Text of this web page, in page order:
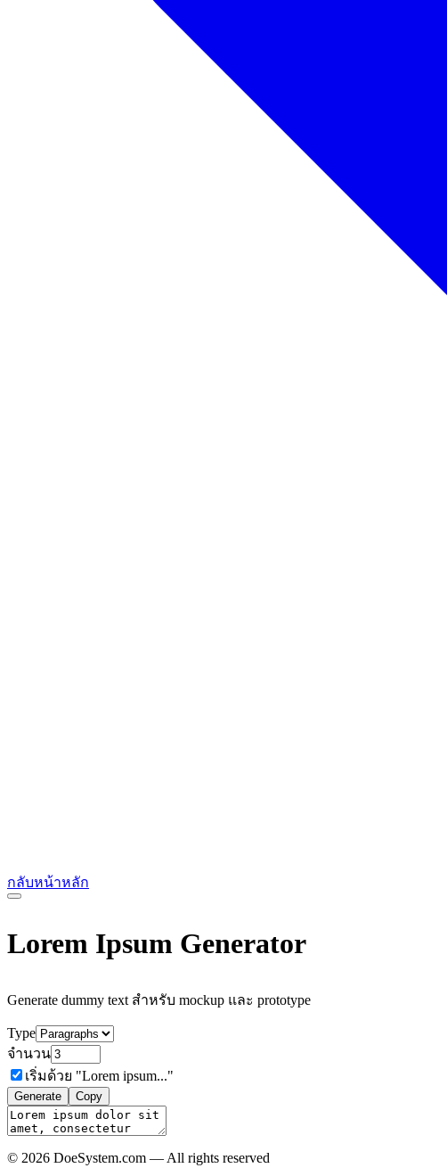
กลับหน้าหลัก
Lorem Ipsum Generator
Generate dummy text สำหรับ mockup และ prototype
Type
จำนวน
เริ่มด้วย "Lorem ipsum..."
Generate Copy
© 2026 DoeSystem.com — All rights reserved